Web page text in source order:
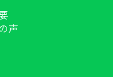
声